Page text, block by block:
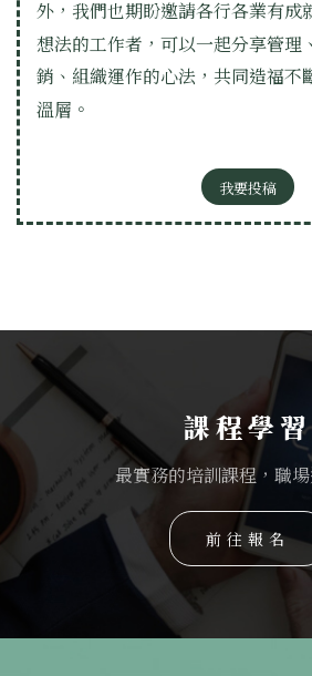
外，我們也期盼邀請各行各業有成
想法的工作者，可以一起分享管理
銷、組織運作的心法，共同造福不
溫層。
我要投稿
課程學習
最實務的培訓課程，職
前往報名